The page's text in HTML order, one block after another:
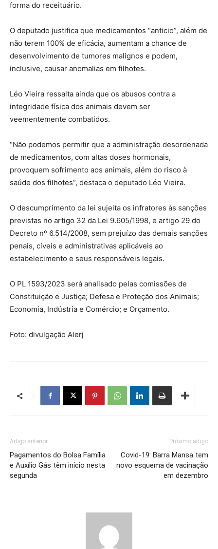
forma do receituário.
O deputado justifica que medicamentos “anticio”, além de
não terem 100% de eficácia, aumentam a chance de
desenvolvimento de tumores malignos e podem,
inclusive, causar anomalias em filhotes.
Léo Vieira ressalta ainda que os abusos contra a
integridade física dos animais devem ser
veementemente combatidos.
“Não podemos permitir que a administração desordenada
de medicamentos, com altas doses hormonais,
provoquem sofrimento aos animais, além do risco à
saúde dos filhotes”, destaca o deputado Léo Vieira.
O descumprimento da lei sujeita os infratores às sanções
previstas no artigo 32 da Lei 9.605/1998, e artigo 29 do
Decreto nº 6.514/2008, sem prejuízo das demais sanções
penais, cíveis e administrativas aplicáveis ao
estabelecimento e seus responsáveis legais.
O PL 1593/2023 será analisado pelas comissões de
Constituição e Justiça; Defesa e Proteção dos Animais;
Economia, Indústria e Comércio; e Orçamento.
Foto: divulgação Alerj
Artigo anterior
Pagamentos do Bolsa Família
e Auxílio Gás têm início nesta
segunda
Próximo artigo
Covid-19: Barra Mansa tem
novo esquema de vacinação
em dezembro